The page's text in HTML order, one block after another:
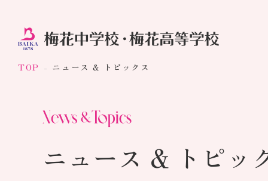
TOP ニュース & トピックス
ニュース & トピッ